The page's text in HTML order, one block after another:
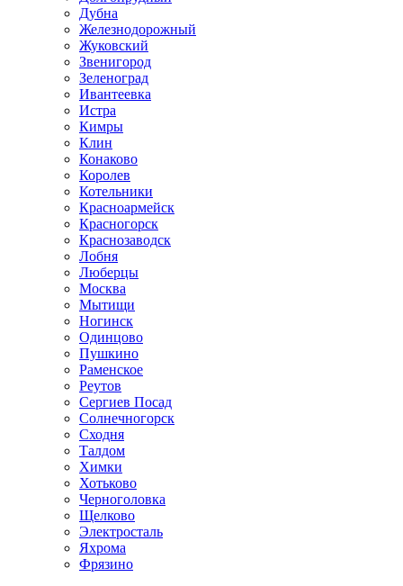
Дубна
Железнодорожный
Жуковский
Звенигород
Зеленоград
Ивантеевка
Истра
Кимры
Клин
Конаково
Королев
Котельники
Красноармейск
Красногорск
Краснозаводск
Лобня
Люберцы
Москва
Мытищи
Ногинск
Одинцово
Пушкино
Раменское
Реутов
Сергиев Посад
Солнечногорск
Сходня
Талдом
Химки
Хотьково
Черноголовка
Щелково
Электросталь
Яхрома
Фрязино